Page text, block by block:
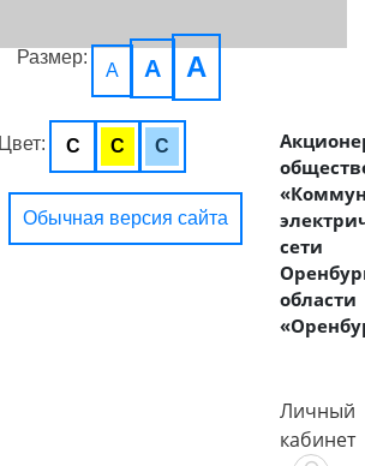
Размер:
A A A
Цвет: C C C
Обычная версия сайта
сети
области
Личный
кабинет